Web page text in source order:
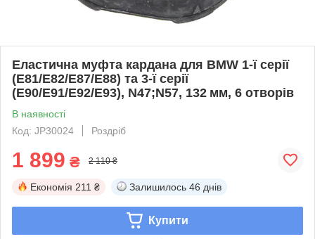
Еластична муфта кардана для BMW 1‑ї серії
(E81/E82/E87/E88) та 3‑ї серії
(E90/E91/E92/E93), N47;N57, 132 мм, 6 отворів
В наявності
Код: JP30024
Роздріб
1 899 ₴ 2 110 ₴
Економія 211 ₴ Залишилось 46 днів
Купити